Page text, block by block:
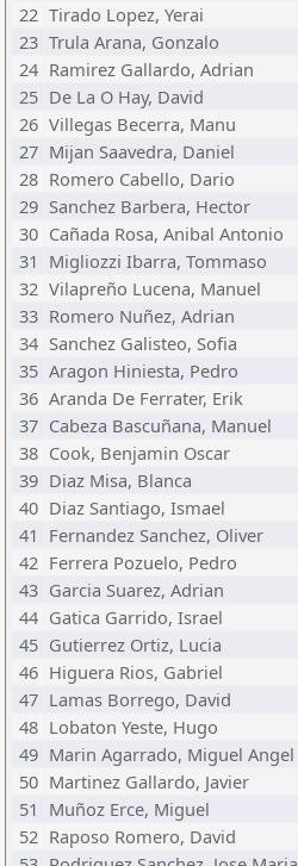
22 Tirado Lopez, Yerai
23 Trula Arana, Gonzalo
24 Ramirez Gallardo, Adrian
25 De La O Hay, David
26 Villegas Becerra, Manu
27 Mijan Saavedra, Daniel
28 Romero Cabello, Dario
29 Sanchez Barbera, Hector
30 Cañada Rosa, Anibal Antonio
31 Migliozzi Ibarra, Tommaso
32 Vilapreño Lucena, Manuel
33 Romero Nuñez, Adrian
34 Sanchez Galisteo, Sofia
35 Aragon Hiniesta, Pedro
36 Aranda De Ferrater, Erik
37 Cabeza Bascuñana, Manuel
38 Cook, Benjamin Oscar
39 Diaz Misa, Blanca
40 Diaz Santiago, Ismael
41 Fernandez Sanchez, Oliver
42 Ferrera Pozuelo, Pedro
43 Garcia Suarez, Adrian
44 Gatica Garrido, Israel
45 Gutierrez Ortiz, Lucia
46 Higuera Rios, Gabriel
47 Lamas Borrego, David
48 Lobaton Yeste, Hugo
49 Marin Agarrado, Miguel Angel
50 Martinez Gallardo, Javier
51 Muñoz Erce, Miguel
52 Raposo Romero, David